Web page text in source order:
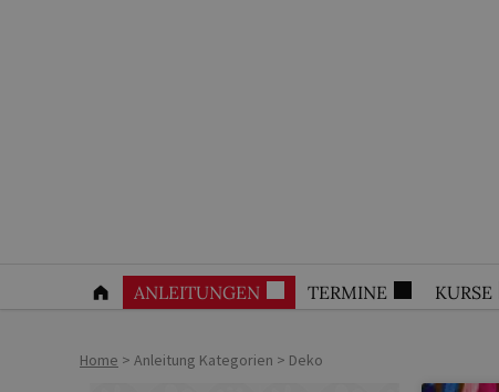
ANLEITUNGEN TERMINE KURSE
Home > Anleitung Kategorien > Deko